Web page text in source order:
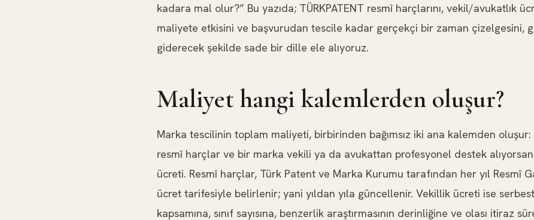
kadara mal olur?” Bu yazıda; TÜRKPATENT resmî harçlarını, vekil/avukatlık
maliyete etkisini ve başvurudan tescile kadar gerçekçi bir zaman çizelgesini,
giderecek şekilde sade bir dille ele alıyoruz.
Maliyet hangi kalemlerden oluşur?
Marka tescilinin toplam maliyeti, birbirinden bağımsız iki ana kalemden oluşur:
resmî harçlar ve bir marka vekili ya da avukattan profesyonel destek
ücreti. Resmî harçlar, Türk Patent ve Marka Kurumu tarafından her yıl Resmî
ücret tarifesiyle belirlenir; yani yıldan yıla güncellenir. Vekillik ücreti ise
kapsamına, sınıf sayısına, benzerlik araştırmasının derinliğine ve olası itiraz